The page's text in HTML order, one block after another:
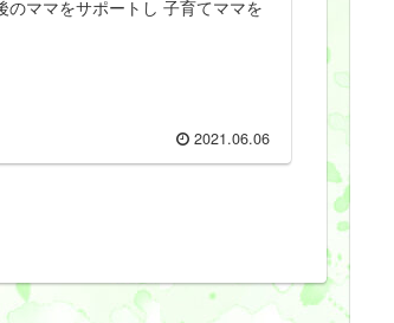
ママをサポートし 子育てママを
2021.06.06